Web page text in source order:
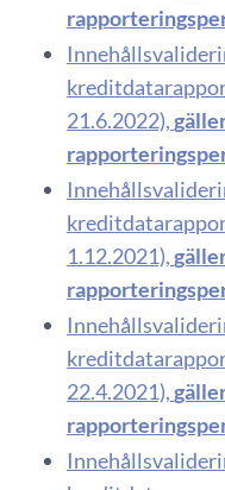
21.6.2022),
1.12.2021),
22.4.2021),